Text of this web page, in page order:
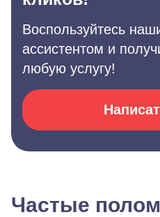
Воспользуйтесь
ассистентом и
любую услугу!
Частые